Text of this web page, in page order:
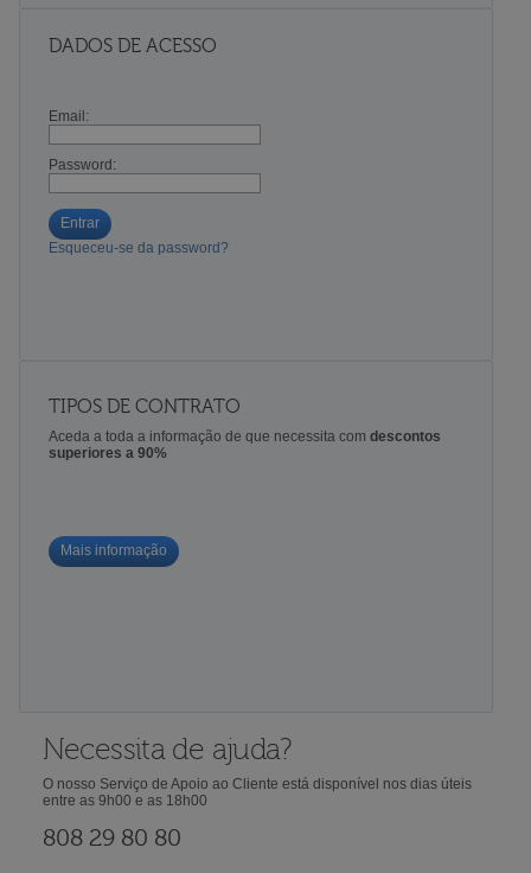
DADOS DE ACESSO
Email:
Password:
Entrar
Esqueceu-se da password?
TIPOS DE CONTRATO
Aceda a toda a informação de que necessita com descontos
superiores a 90%
Mais informação
Necessita de ajuda?
O nosso Serviço de Apoio ao Cliente está disponível nos dias úteis
entre as 9h00 e as 18h00
808 29 80 80